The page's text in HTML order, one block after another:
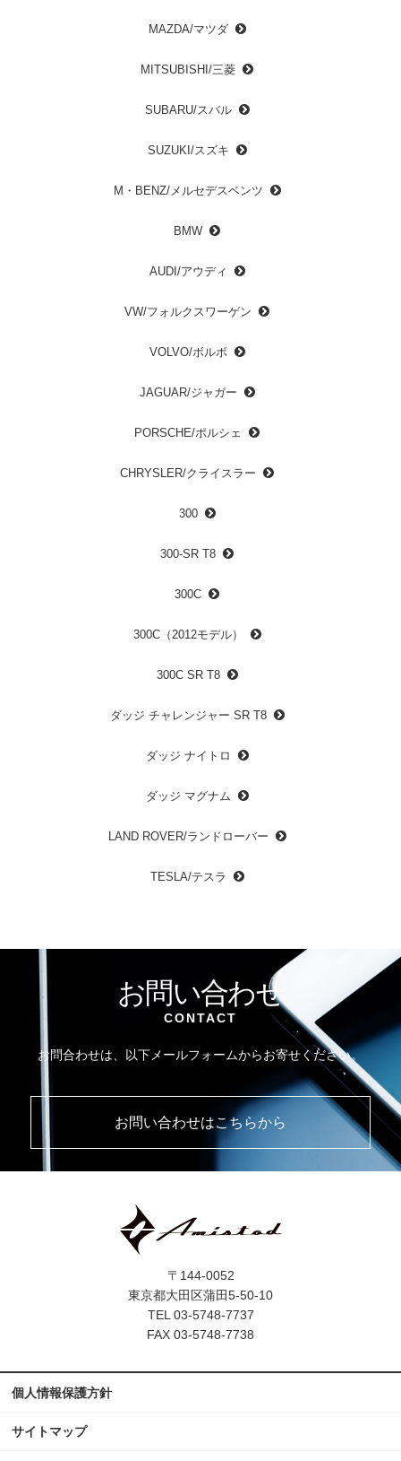
MAZDA/マツダ
MITSUBISHI/三菱
SUBARU/スバル
SUZUKI/スズキ
M・BENZ/メルセデスベンツ
BMW
AUDI/アウディ
VW/フォルクスワーゲン
VOLVO/ボルボ
JAGUAR/ジャガー
PORSCHE/ポルシェ
CHRYSLER/クライスラー
300
300-SR T8
300C
300C（2012モデル）
300C SR T8
ダッジ チャレンジャー SR T8
ダッジ ナイトロ
ダッジ マグナム
LAND ROVER/ランドローバー
TESLA/テスラ
お問い合わせ
CONTACT
お問合わせは、以下メールフォームからお寄せください。
お問い合わせはこちらから
〒144-0052
東京都大田区蒲田5-50-10
TEL 03-5748-7737
FAX 03-5748-7738
個人情報保護方針
サイトマップ